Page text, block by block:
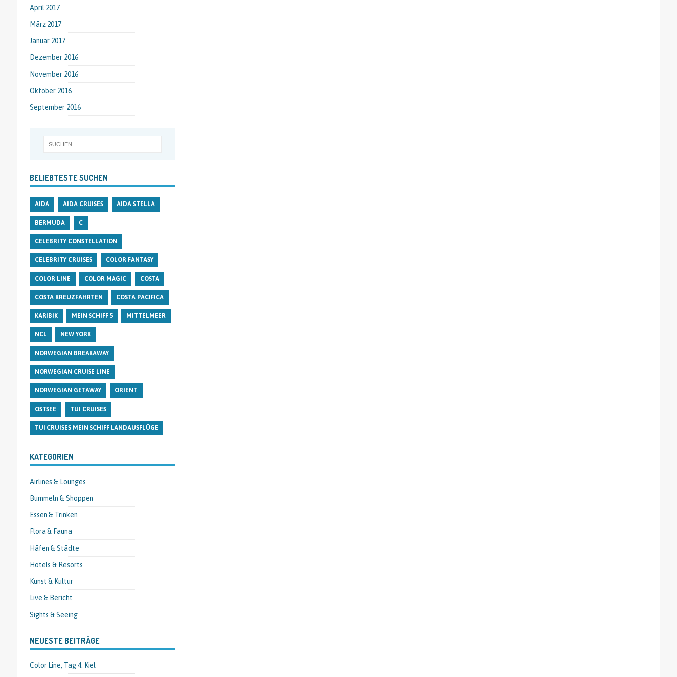
April 2017
März 2017
Januar 2017
Dezember 2016
November 2016
Oktober 2016
September 2016
BELIEBTESTE SUCHEN
AIDA AIDA CRUISES AIDA STELLA
BERMUDA C
CELEBRITY CONSTELLATION
CELEBRITY CRUISES COLOR FANTASY
COLOR LINE COLOR MAGIC COSTA
COSTA KREUZFAHRTEN COSTA PACIFICA
KARIBIK MEIN SCHIFF 5 MITTELMEER
NCL NEW YORK
NORWEGIAN BREAKAWAY
NORWEGIAN CRUISE LINE
NORWEGIAN GETAWAY ORIENT
OSTSEE TUI CRUISES
TUI CRUISES MEIN SCHIFF LANDAUSFLÜGE
KATEGORIEN
Airlines & Lounges
Bummeln & Shoppen
Essen & Trinken
Flora & Fauna
Häfen & Städte
Hotels & Resorts
Kunst & Kultur
Live & Bericht
Sights & Seeing
NEUESTE BEITRÄGE
Color Line, Tag 4: Kiel